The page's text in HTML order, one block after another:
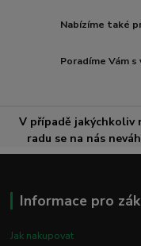
Nabízíme také
Poradíme Vám
V případě
radu se na nás
Informace pro
Jak nakupovat